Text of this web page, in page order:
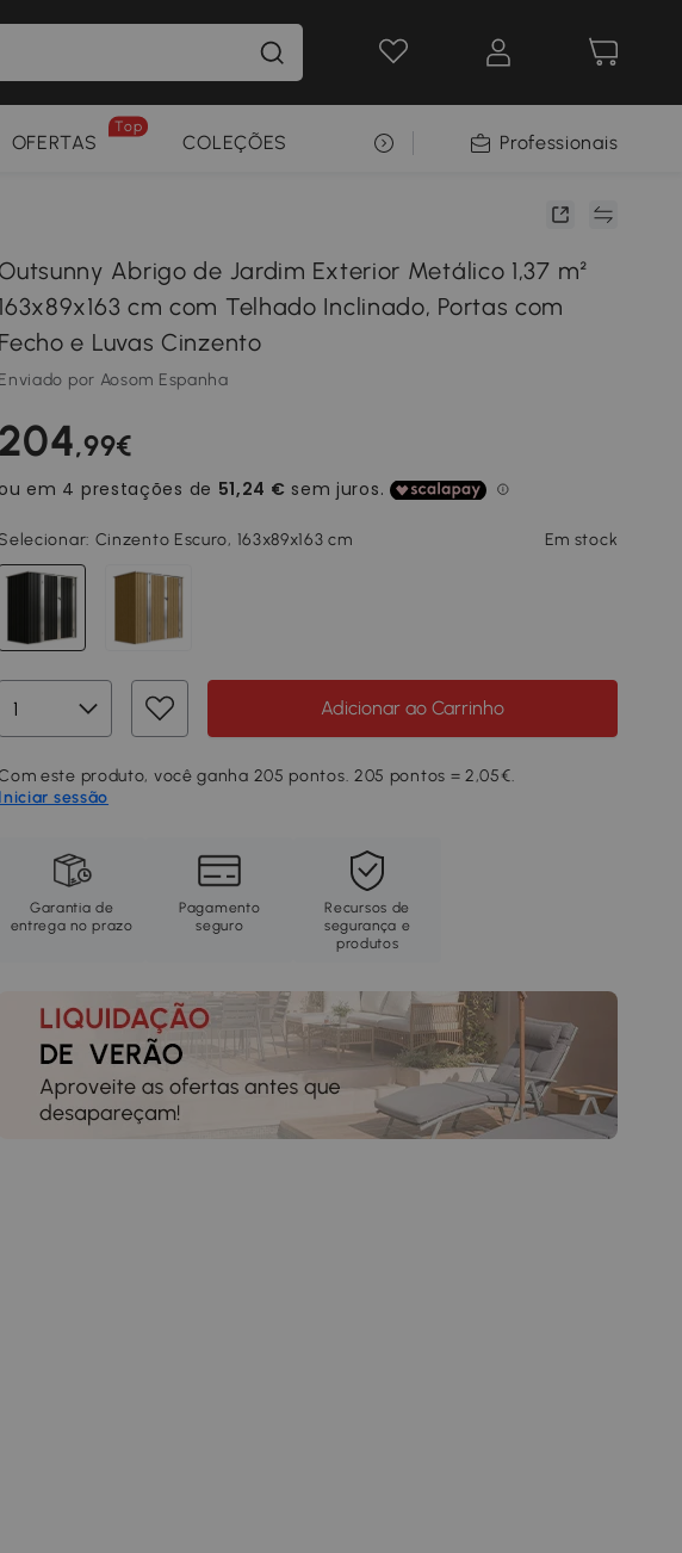
OFERTAS
Top
COLEÇÕES SELEÇÃO PREMIUMProfessionais
Outsunny Abrigo de Jardim Exterior Metálico 1,37 m²
163x89x163 cm com Telhado Inclinado, Portas com
Fecho e Luvas Cinzento
Enviado por Aosom Espanha
204,99€
Selecionar: Cinzento Escuro, 163x89x163 cm Em stock
Adicionar ao Carrinho
este produto, você ganha 205 pontos. 205 pontos = 2,05€.
Iniciar sessão
Garantia de
entrega no prazo
Pagamento
seguro
Recursos de
segurança e
produtos